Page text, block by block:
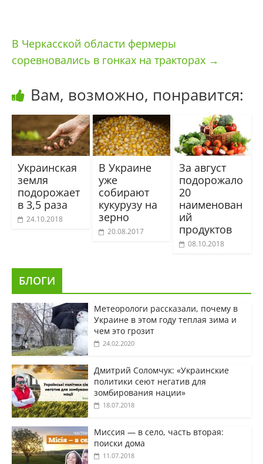
В Черкасской области фермеры
соревновались в гонках на тракторах →
Вам, возможно, понравится:
Украинская
земля
подорожает
в 3,5 раза
24.10.2018
В Украине
уже
собирают
кукурузу на
зерно
20.08.2017
За август
подорожало
20
наименован
ий
продуктов
08.10.2018
БЛОГИ
Метеорологи рассказали, почему в
Украине в этом году теплая зима и
чем это грозит
24.02.2020
Дмитрий Соломчук: «Украинские
политики сеют негатив для
зомбирования нации»
18.07.2018
Миссия — в село, часть вторая:
поиски дома
11.07.2018